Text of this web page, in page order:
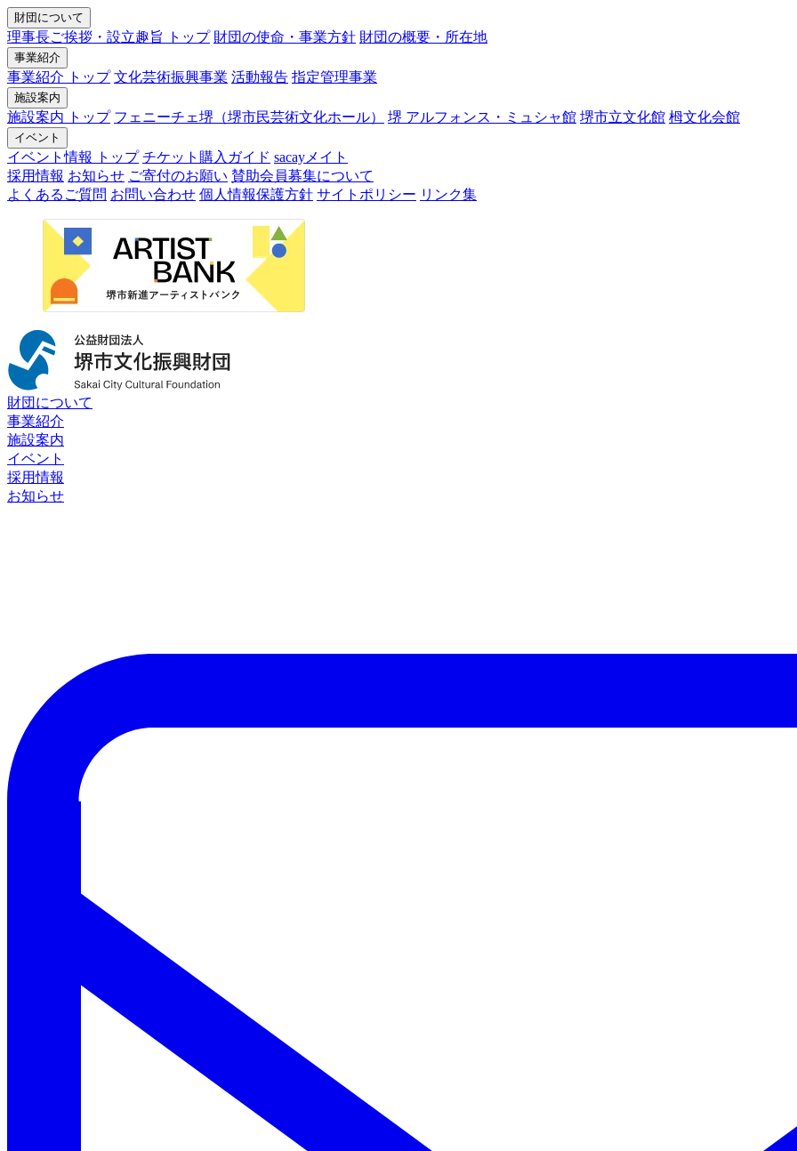
財団について
理事長ご挨拶・設立趣旨 トップ 財団の使命・事業方針 財団の概要・所在地
事業紹介
事業紹介 トップ 文化芸術振興事業 活動報告 指定管理事業
施設案内
施設案内 トップ フェニーチェ堺（堺市民芸術文化ホール） 堺 アルフォンス・ミュシャ館 堺市立文化館 栂文化会館
イベント
イベント情報 トップ チケット購入ガイド sacayメイト
採用情報 お知らせ ご寄付のお願い 賛助会員募集について
よくあるご質問 お問い合わせ 個人情報保護方針 サイトポリシー リンク集
財団について
事業紹介
施設案内
イベント
採用情報
お知らせ